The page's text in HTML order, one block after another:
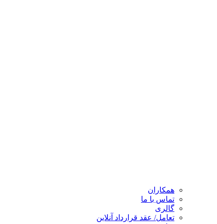
همکاران
تماس با ما
گالری
تعامل/ عقد قرارداد آنلاین